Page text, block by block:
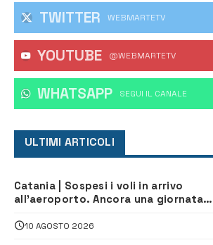
TWITTER WEBMARTETV
YOUTUBE @WEBMARTETV
WHATSAPP ‎SEGUI IL CANALE
ULTIMI ARTICOLI
Catania | Sospesi i voli in arrivo
all’aeroporto. Ancora una giornata
10 AGOSTO 2026